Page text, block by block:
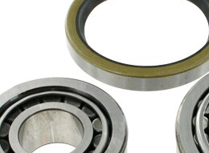
etansare
95 mm
72 mm
55 mm
30 mm